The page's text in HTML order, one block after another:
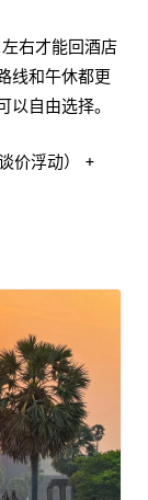
右才能回酒店
线和午休都更
自由选择。
价浮动） +